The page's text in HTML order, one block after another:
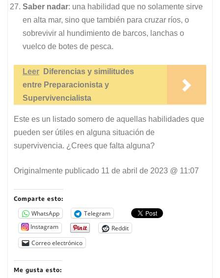
Saber nadar: una habilidad que no solamente sirve
en alta mar, sino que también para cruzar ríos, o
sobrevivir al hundimiento de barcos, lanchas o
vuelco de botes de pesca.
Leer
Diferencias y similitudes
entre Preparacionista y
Supervivencialista
Este es un listado somero de aquellas habilidades que
pueden ser útiles en alguna situación de
supervivencia. ¿Crees que falta alguna?
Originalmente publicado 11 de abril de 2023 @ 11:07
Comparte esto:
WhatsApp
Telegram
Instagram
Reddit
Correo electrónico
Me gusta esto: